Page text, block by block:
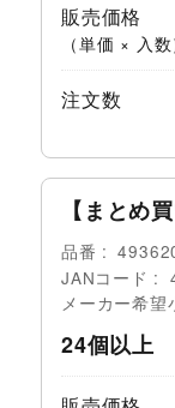
販売価格
（単価 × 入数
注文数
【まとめ
品番
JANコード
メーカー希望
24個以上